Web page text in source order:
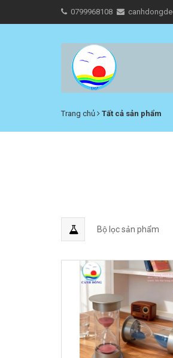
0799968108
Trang chủ Tất cả sản phẩm
Bộ lọc sản phẩm